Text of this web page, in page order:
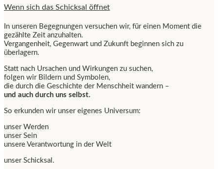
Wenn sich das Schicksal öffnet
In unseren Begegnungen versuchen wir, für einen Moment die
gezählte Zeit anzuhalten.
Vergangenheit, Gegenwart und Zukunft beginnen sich zu
überlagern.
Statt nach Ursachen und Wirkungen zu suchen,
folgen wir Bildern und Symbolen,
die durch die Geschichte der Menschheit wandern –
und auch durch uns selbst.
So erkunden wir unser eigenes Universum:
unser Werden
unser Sein
unsere Verantwortung in der Welt
unser Schicksal.